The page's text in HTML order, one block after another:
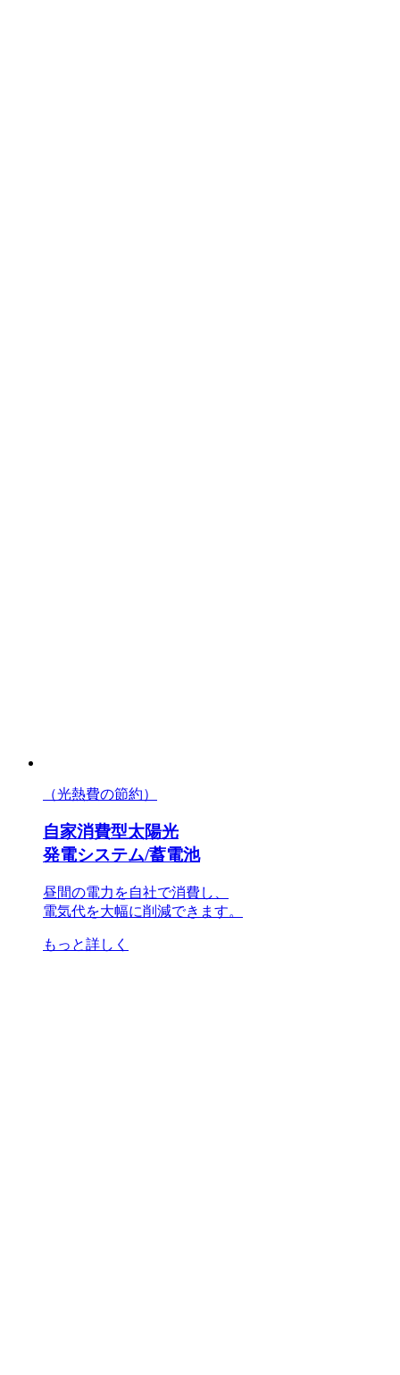
（光熱費の節約）
自家消費型太陽光
発電システム/蓄電池
昼間の電力を自社で消費し、
電気代を大幅に削減できます。
もっと詳しく